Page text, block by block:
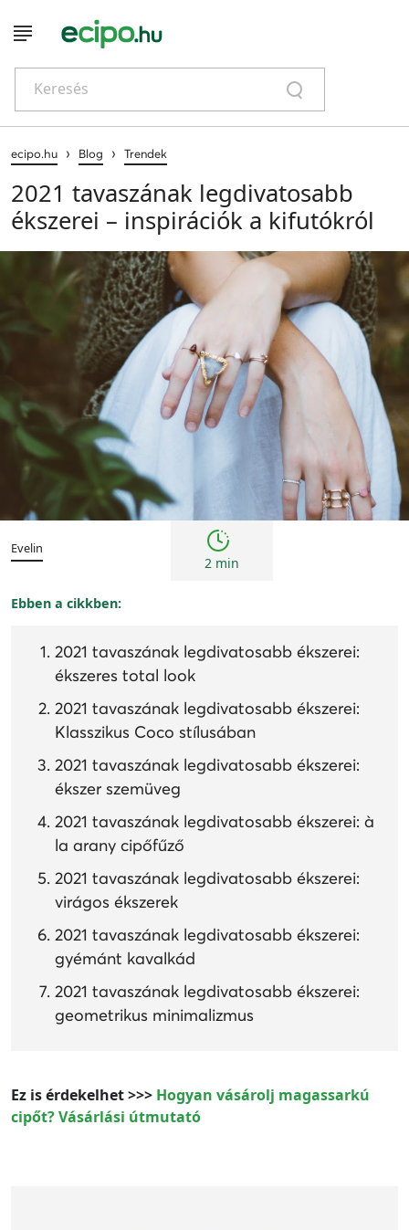
Keresés
ecipo.hu › Blog › Trendek
2021 tavaszának legdivatosabb
ékszerei – inspirációk a kifutókról
Trendek
Evelin
2 min
Ebben a cikkben:
2021 tavaszának legdivatosabb ékszerei:
ékszeres total look
2021 tavaszának legdivatosabb ékszerei:
Klasszikus Coco stílusában
2021 tavaszának legdivatosabb ékszerei:
ékszer szemüveg
2021 tavaszának legdivatosabb ékszerei: à
la arany cipőfűző
2021 tavaszának legdivatosabb ékszerei:
virágos ékszerek
2021 tavaszának legdivatosabb ékszerei:
gyémánt kavalkád
2021 tavaszának legdivatosabb ékszerei:
geometrikus minimalizmus
Ez is érdekelhet >>> Hogyan vásárolj magassarkú
cipőt? Vásárlási útmutató